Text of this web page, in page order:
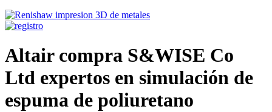
Altair compra S&WISE Co
Ltd expertos en simulación de
espuma de poliuretano